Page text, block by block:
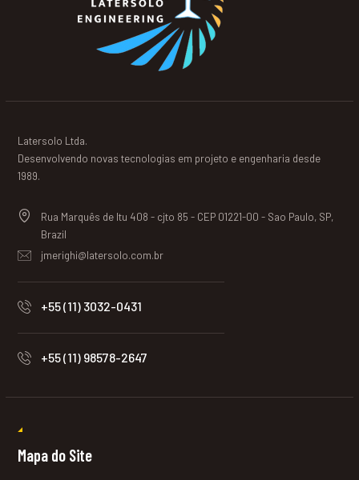
Latersolo Ltda.
Desenvolvendo novas tecnologias em projeto e engenharia desde
1989.
Rua Marquês de Itu 408 - cjto 85 - CEP 01221-00 - Sao Paulo, SP,
Brazil
jmerighi@latersolo.com.br
+55 (11) 3032-0431
+55 (11) 98578-2647
Mapa do Site